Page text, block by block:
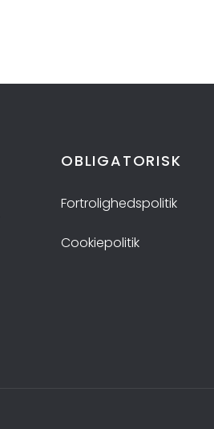
OBLIGATORISK
Fortrolighedspolitik
Cookiepolitik